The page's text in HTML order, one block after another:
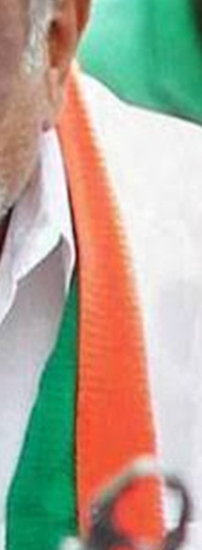
ಅಗಲಿ
ಪ್ರೀತಿಯ
ಫೋಟೋ